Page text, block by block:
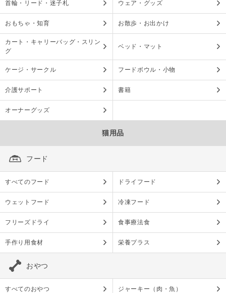
首輪・リード・迷子札 ウェア・グッズ
おもちゃ・知育 お散歩・お出かけ
カート・キャリーバッグ・スリン
グ
ベッド・マット
ケージ・サークル フードボウル・小物
介護サポート 書籍
オーナーグッズ
猫用品
フード
すべてのフード ドライフード
ウェットフード 冷凍フード
フリーズドライ 食事療法食
手作り用食材 栄養プラス
おやつ
すべてのおやつ ジャーキー（肉・魚）